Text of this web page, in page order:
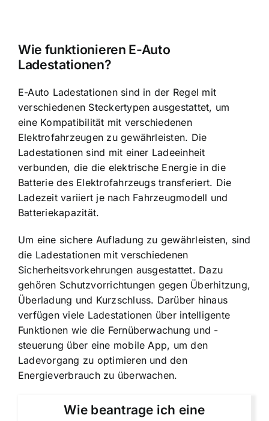
Wie funktionieren E-Auto
Ladestationen?
E-Auto Ladestationen sind in der Regel mit
verschiedenen Steckertypen ausgestattet, um
eine Kompatibilität mit verschiedenen
Elektrofahrzeugen zu gewährleisten. Die
Ladestationen sind mit einer Ladeeinheit
verbunden, die die elektrische Energie in die
Batterie des Elektrofahrzeugs transferiert. Die
Ladezeit variiert je nach Fahrzeugmodell und
Batteriekapazität.
Um eine sichere Aufladung zu gewährleisten, sind
die Ladestationen mit verschiedenen
Sicherheitsvorkehrungen ausgestattet. Dazu
gehören Schutzvorrichtungen gegen Überhitzung,
Überladung und Kurzschluss. Darüber hinaus
verfügen viele Ladestationen über intelligente
Funktionen wie die Fernüberwachung und -
steuerung über eine mobile App, um den
Ladevorgang zu optimieren und den
Energieverbrauch zu überwachen.
Wie beantrage ich eine